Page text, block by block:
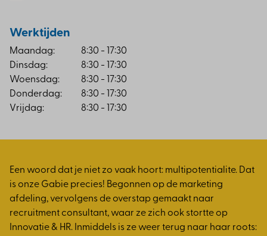
Werktijden
Maandag:
8:30 - 17:30
Dinsdag:
8:30 - 17:30
Woensdag:
8:30 - 17:30
Donderdag:
8:30 - 17:30
Vrijdag:
8:30 - 17:30
Een woord dat je niet zo vaak hoort: multipotentialite. Dat
is onze Gabie precies! Begonnen op de marketing
afdeling, vervolgens de overstap gemaakt naar
recruitment consultant, waar ze zich ook stortte op
Innovatie & HR. Inmiddels is ze weer terug naar haar roots: